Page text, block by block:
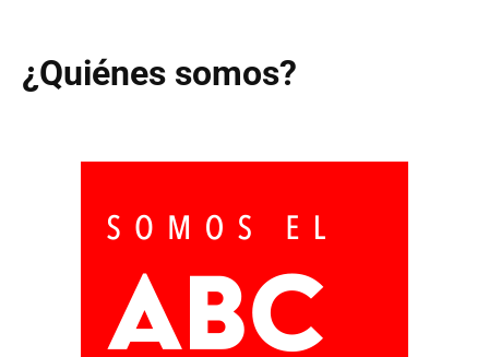
¿Quiénes somos?